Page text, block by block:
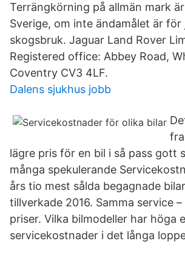
Terrängkörning på allmän mark
Sverige, om inte ändamålet är
skogsbruk. Jaguar Land Rover
Registered office: Abbey Road,
Coventry CV3 4LF.
Dalens sjukhus jobb
lägre pris för en bil i så pass gott
många spekulerande
års tio mest sålda begagnade
tillverkade 2016. Samma service
priser. Vilka bilmodeller har höga
servicekostnader i det långa